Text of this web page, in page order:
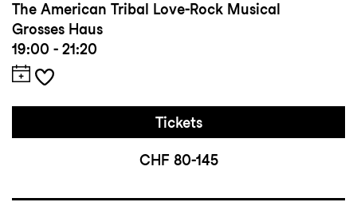
The American Tribal Love-Rock Musical
Grosses Haus
19:00 - 21:20
Tickets
CHF 80-145